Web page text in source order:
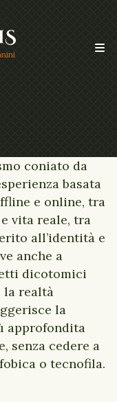
coniato da
basata
e online, tra
vita reale, tra
all’identità e
anche a
dicotomici
la realtà
la
approfondita
senza cedere a
o tecnofila.